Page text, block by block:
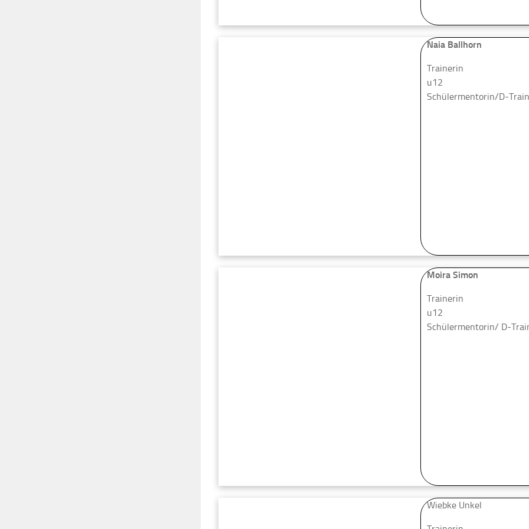
Naia Ballhorn
Trainerin
u12
Schülermentorin/D-
Moira Simon
Trainerin
u12
Schülermentorin/ D-
Wiebke Unkel